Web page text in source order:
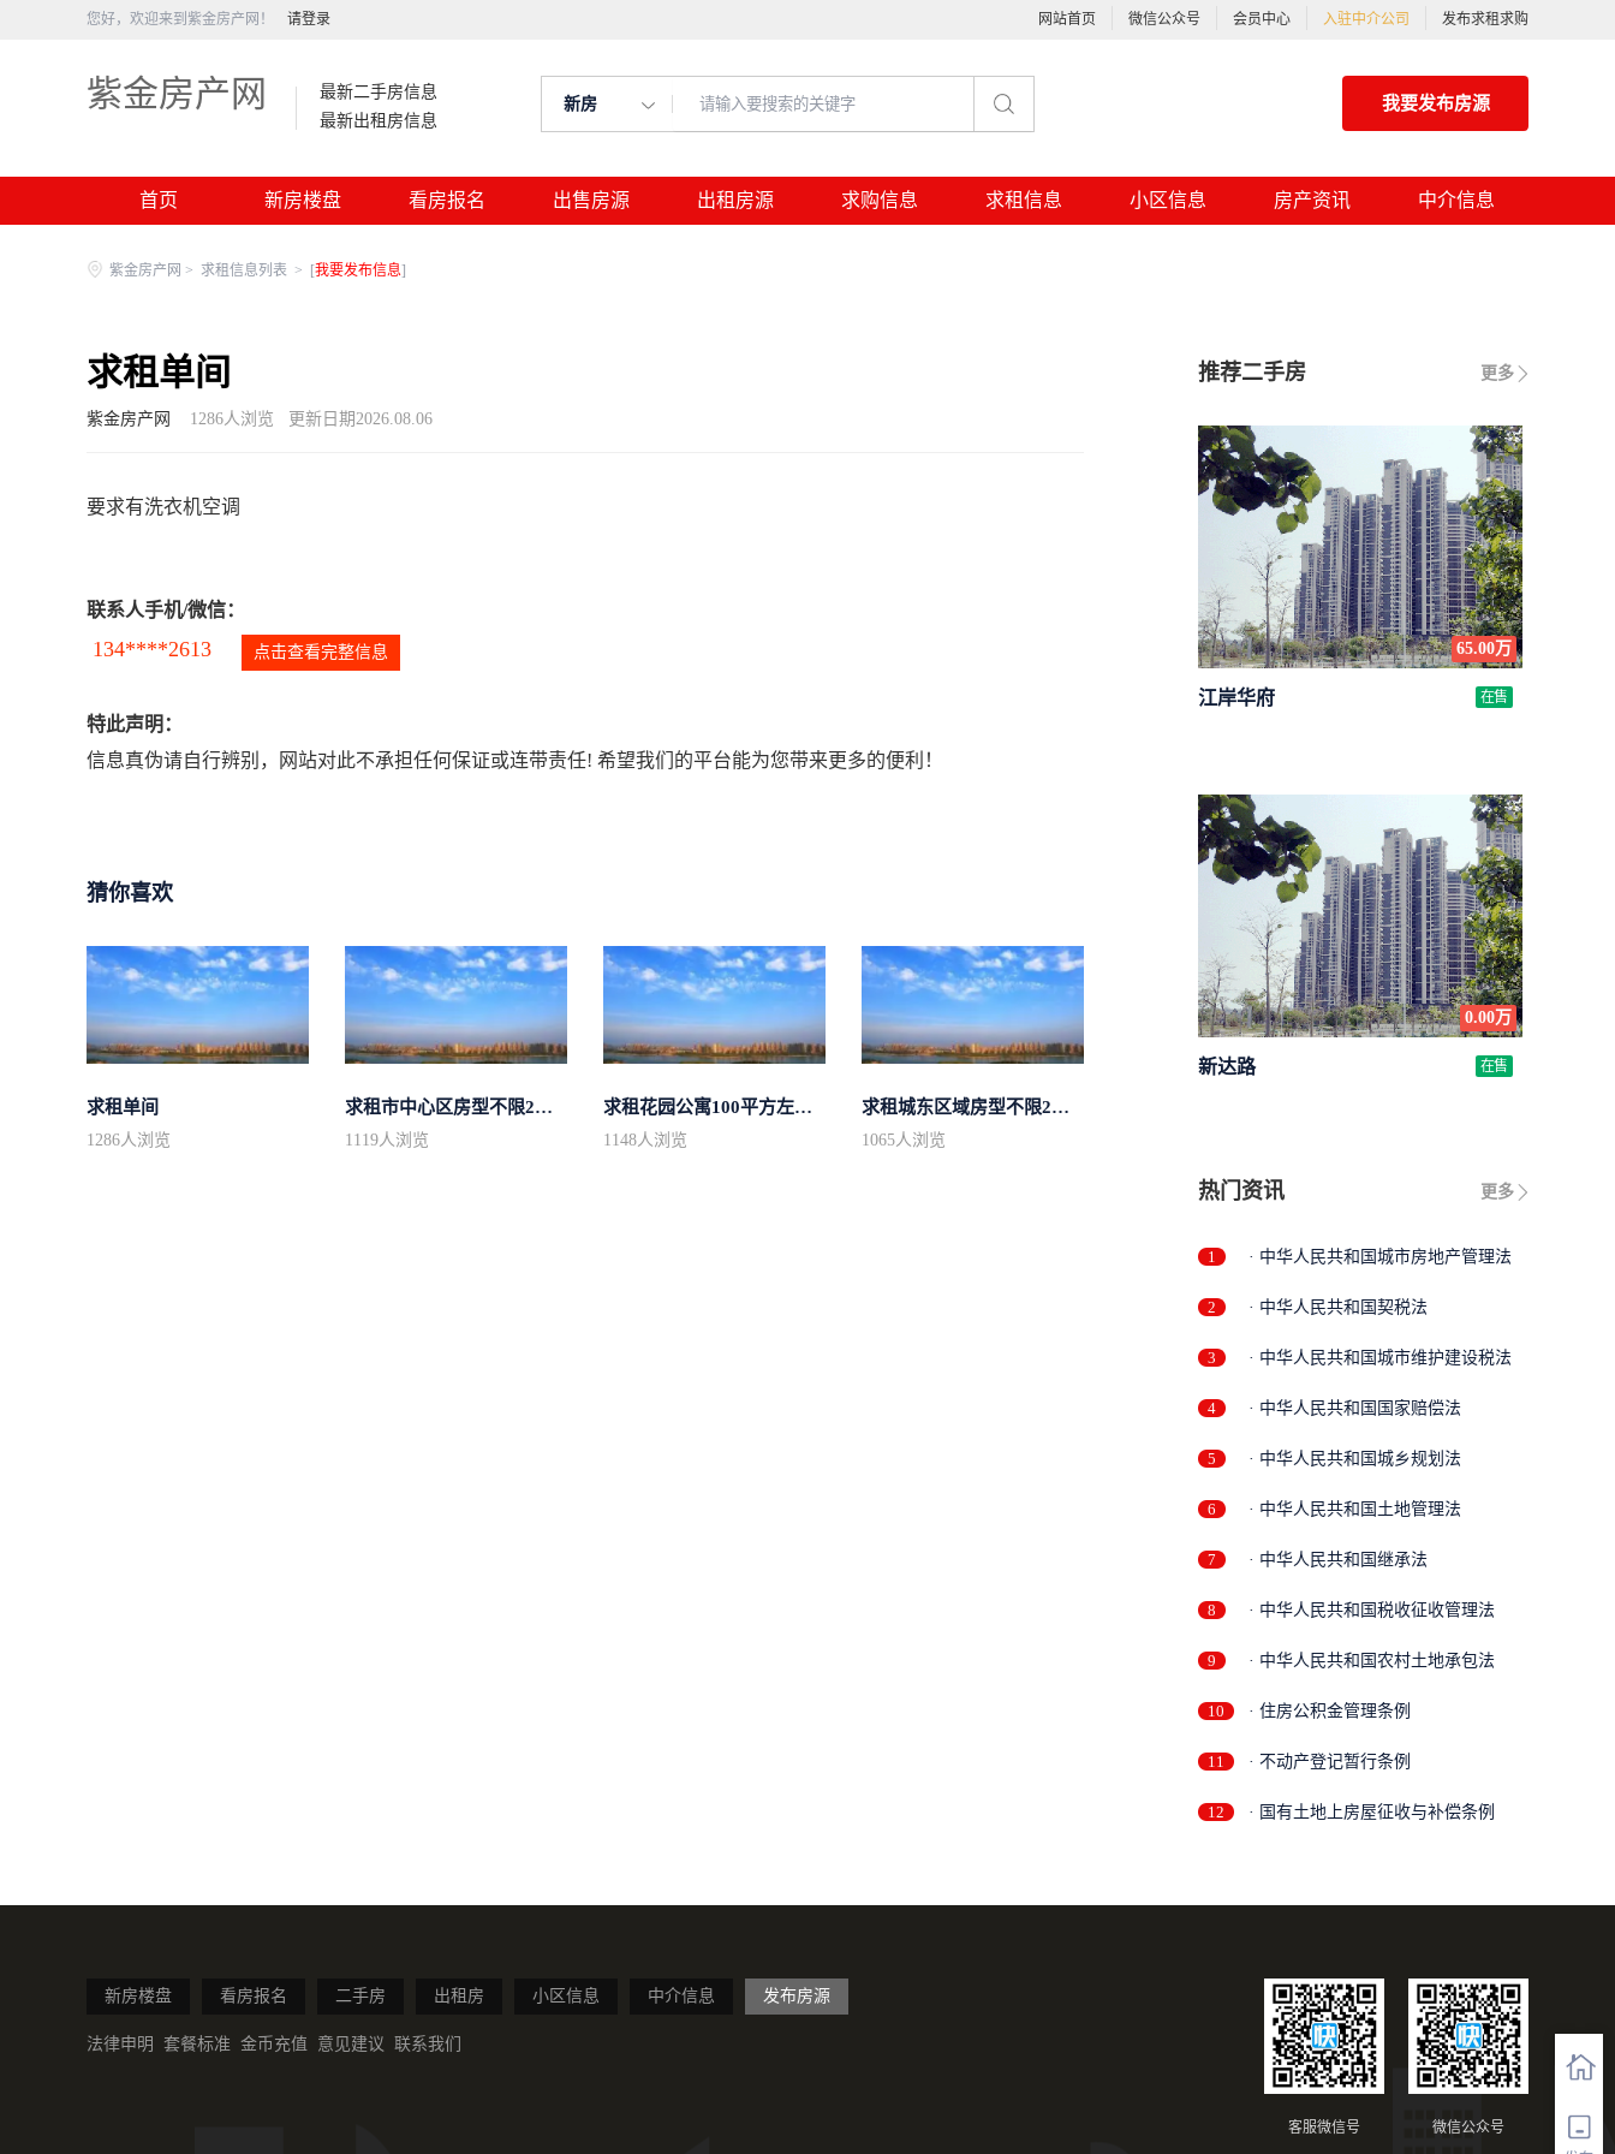
您好，欢迎来到紫金房产网！ 请登录 网站首页 微信公众号 会员中心 入驻中介公司 发布求租求购
紫金房产网
最新二手房信息
最新出租房信息
新房 我要发布房源
首页 新房楼盘 看房报名 出售房源 出租房源 求购信息 求租信息 小区信息 房产资讯 中介信息
紫金房产网 > 求租信息列表 > [我要发布信息]
求租单间
紫金房产网 1286人浏览 更新日期2026.08.06
要求有洗衣机空调
联系人手机/微信：
134****2613 点击查看完整信息
特此声明：
信息真伪请自行辨别，网站对此不承担任何保证或连带责任! 希望我们的平台能为您带来更多的便利！
猜你喜欢
求租单间
1286人浏览
求租市中心区房型不限2室1厅中档装修
1119人浏览
求租花园公寓100平方左右，电梯房
1148人浏览
求租城东区域房型不限2室2卫装修不限2...
1065人浏览
更多
推荐二手房
65.00万
江岸华府 在售
0.00万
新达路 在售
更多
热门资讯
1 · 中华人民共和国城市房地产管理法
2 · 中华人民共和国契税法
3 · 中华人民共和国城市维护建设税法
4 · 中华人民共和国国家赔偿法
5 · 中华人民共和国城乡规划法
6 · 中华人民共和国土地管理法
7 · 中华人民共和国继承法
8 · 中华人民共和国税收征收管理法
9 · 中华人民共和国农村土地承包法
10 · 住房公积金管理条例
11 · 不动产登记暂行条例
12 · 国有土地上房屋征收与补偿条例
新房楼盘 看房报名 二手房 出租房 小区信息 中介信息 发布房源
法律申明 套餐标准 金币充值 意见建议 联系我们
微信公众号
客服微信号